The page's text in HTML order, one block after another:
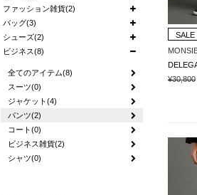
SALE
¥30,800
ファッション雑貨(2)
バッグ(3)
シューズ(2)
ビジネス(8)
全てのアイテム(8)
スーツ(0)
ジャケット(4)
パンツ(2)
コート(0)
ビジネス雑貨(2)
シャツ(0)